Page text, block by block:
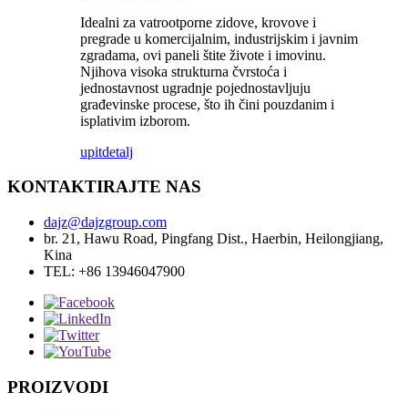
Idealni za vatrootporne zidove, krovove i
pregrade u komercijalnim, industrijskim i javnim
zgradama, ovi paneli štite živote i imovinu.
Njihova visoka strukturna čvrstoća i
jednostavnost ugradnje pojednostavljuju
građevinske procese, što ih čini pouzdanim i
isplativim izborom.
upitdetalj
KONTAKTIRAJTE NAS
dajz@dajzgroup.com
br. 21, Hawu Road, Pingfang Dist., Haerbin, Heilongjiang,
Kina
TEL: +86 13946047900
PROIZVODI